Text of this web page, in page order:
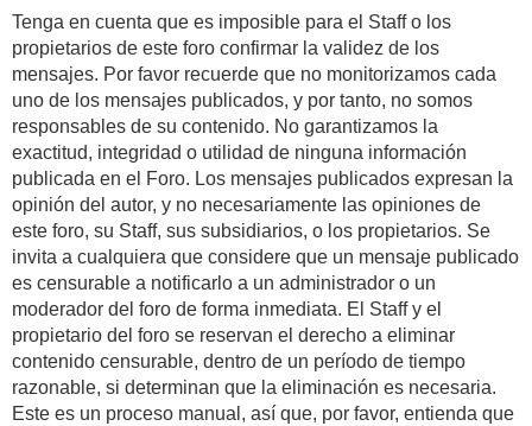
Tenga en cuenta que es imposible para el Staff o los
propietarios de este foro confirmar la validez de los
mensajes. Por favor recuerde que no monitorizamos cada
uno de los mensajes publicados, y por tanto, no somos
responsables de su contenido. No garantizamos la
exactitud, integridad o utilidad de ninguna información
publicada en el Foro. Los mensajes publicados expresan la
opinión del autor, y no necesariamente las opiniones de
este foro, su Staff, sus subsidiarios, o los propietarios. Se
invita a cualquiera que considere que un mensaje publicado
es censurable a notificarlo a un administrador o un
moderador del foro de forma inmediata. El Staff y el
propietario del foro se reservan el derecho a eliminar
contenido censurable, dentro de un período de tiempo
razonable, si determinan que la eliminación es necesaria.
Este es un proceso manual, así que, por favor, entienda que